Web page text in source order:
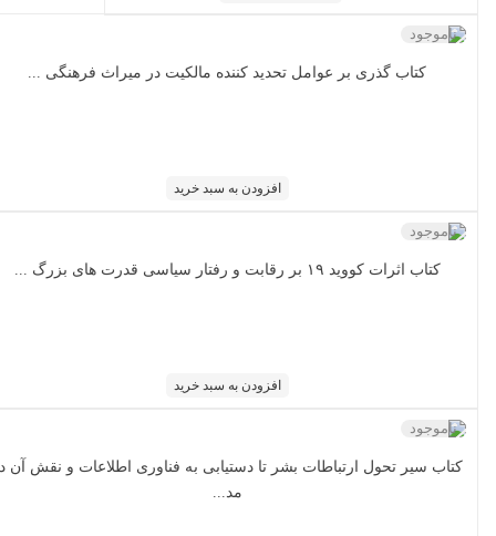
کتاب گذری بر عوامل تحدید کننده مالکیت در میراث فرهنگی ...
ناموجود
افزودن به سبد خرید
کتاب اثرات کووید ۱۹ بر رقابت و رفتار سیاسی قدرت های بزرگ ...
ناموجود
افزودن به سبد خرید
کتاب سیر تحول ارتباطات بشر تا دستیابی به فناوری اطلاعات و نقش آن در
مد...
ناموجود